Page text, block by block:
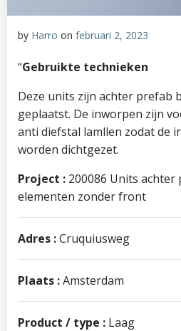
by Harro on februari 2, 2023
“Gebruikte technieken
Deze units zijn achter prefab
geplaatst. De inworpen zijn
anti diefstal lamllen zodat de
worden dichtgezet.
Project : 200086 Units
elementen zonder front
Adres :Cruquiusweg
Plaats :Amsterdam
Product / type : Laag